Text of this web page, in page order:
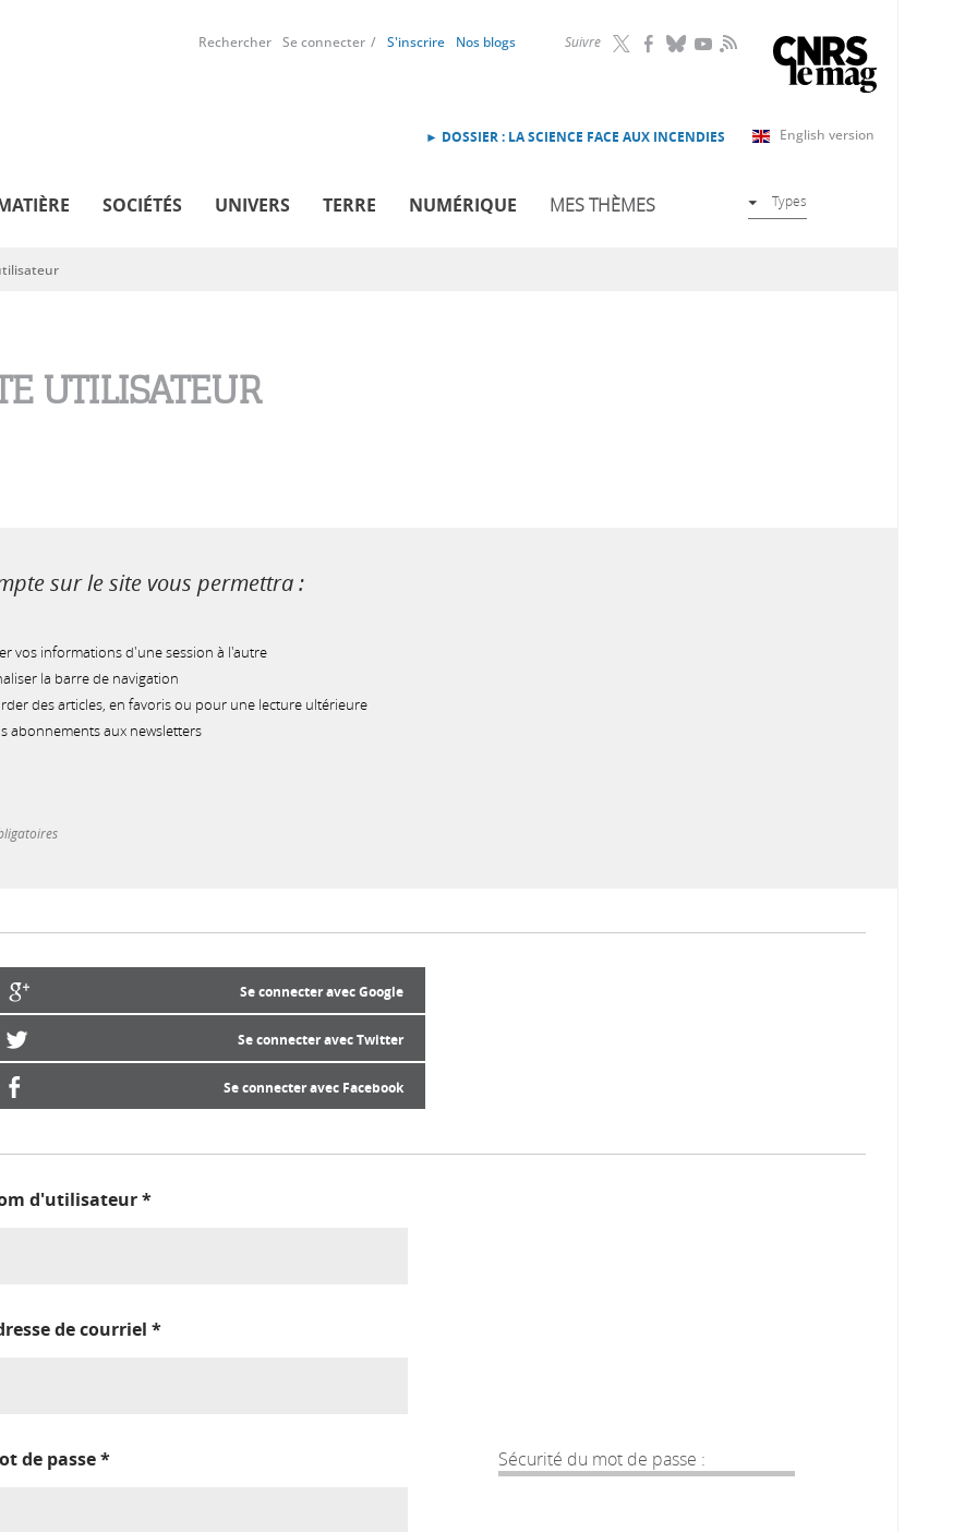
Suivre RSS
Rechercher Se connecter S'inscrire Nos blogs
English version
► DOSSIER : LA SCIENCE FACE AUX INCENDIES
SOCIÉTÉS UNIVERS TERRE NUMÉRIQUE MES THÈMES Types
UTILISATEUR
sur le site vous permettra :
vos informations d'une session à l'autre
la barre de navigation
des articles, en favoris ou pour une lecture ultérieure
abonnements aux newsletters
Se connecter avec Google
Se connecter avec Twitter
Se connecter avec Facebook
d'utilisateur*
de courriel *
Sécurité du mot de passe :
de passe*